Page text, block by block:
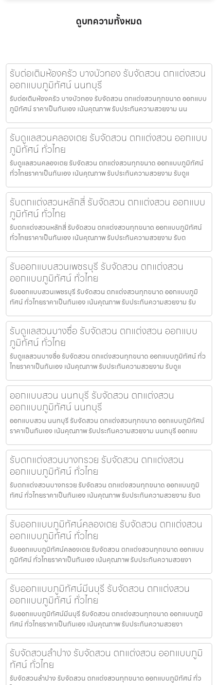
ดูบทความทั้งหมด
รับต่อเติมห้องครัว บางบัวทอง รับจัดสวน ตกแต่งสวน
ออกแบบภูมิทัศน์ นนทบุรี
รับต่อเติมห้องครัว บางบัวทอง รับจัดสวน ตกแต่งสวนทุกขนาด ออกแบบ
ภูมิทัศน์ ราคาเป็นกันเอง เน้นคุณภาพ รับประกันความสวยงาม นน
รับดูแลสวนคลองเตย รับจัดสวน ตกแต่งสวน ออกแบบ
ภูมิทัศน์ ทั่วไทย
รับดูแลสวนคลองเตย รับจัดสวน ตกแต่งสวนทุกขนาด ออกแบบภูมิทัศน์
ทั่วไทยราคาเป็นกันเอง เน้นคุณภาพ รับประกันความสวยงาม รับดูแ
รับตกแต่งสวนหลักสี่ รับจัดสวน ตกแต่งสวน ออกแบบ
ภูมิทัศน์ ทั่วไทย
รับตกแต่งสวนหลักสี่ รับจัดสวน ตกแต่งสวนทุกขนาด ออกแบบภูมิทัศน์
ทั่วไทยราคาเป็นกันเอง เน้นคุณภาพ รับประกันความสวยงาม รับต
รับออกแบบสวนเพชรบุรี รับจัดสวน ตกแต่งสวน
ออกแบบภูมิทัศน์ ทั่วไทย
รับออกแบบสวนเพชรบุรี รับจัดสวน ตกแต่งสวนทุกขนาด ออกแบบภูมิ
ทัศน์ ทั่วไทยราคาเป็นกันเอง เน้นคุณภาพ รับประกันความสวยงาม รับ
รับดูแลสวนบางซื่อ รับจัดสวน ตกแต่งสวน ออกแบบ
ภูมิทัศน์ ทั่วไทย
รับดูแลสวนบางซื่อ รับจัดสวน ตกแต่งสวนทุกขนาด ออกแบบภูมิทัศน์ ทั่ว
ไทยราคาเป็นกันเอง เน้นคุณภาพ รับประกันความสวยงาม รับดูแ
ออกแบบสวน นนทบุรี รับจัดสวน ตกแต่งสวน
ออกแบบภูมิทัศน์ นนทบุรี
ออกแบบสวน นนทบุรี รับจัดสวน ตกแต่งสวนทุกขนาด ออกแบบภูมิทัศน์
ราคาเป็นกันเอง เน้นคุณภาพ รับประกันความสวยงาม นนทบุรี ออกแบ
รับตกแต่งสวนบางกรวย รับจัดสวน ตกแต่งสวน
ออกแบบภูมิทัศน์ ทั่วไทย
รับตกแต่งสวนบางกรวย รับจัดสวน ตกแต่งสวนทุกขนาด ออกแบบภูมิ
ทัศน์ ทั่วไทยราคาเป็นกันเอง เน้นคุณภาพ รับประกันความสวยงาม รับต
รับออกแบบภูมิทัศน์คลองเตย รับจัดสวน ตกแต่งสวน
ออกแบบภูมิทัศน์ ทั่วไทย
รับออกแบบภูมิทัศน์คลองเตย รับจัดสวน ตกแต่งสวนทุกขนาด ออกแบบ
ภูมิทัศน์ ทั่วไทยราคาเป็นกันเอง เน้นคุณภาพ รับประกันความสวยงา
รับออกแบบภูมิทัศน์มีนบุรี รับจัดสวน ตกแต่งสวน
ออกแบบภูมิทัศน์ ทั่วไทย
รับออกแบบภูมิทัศน์มีนบุรี รับจัดสวน ตกแต่งสวนทุกขนาด ออกแบบภูมิ
ทัศน์ ทั่วไทยราคาเป็นกันเอง เน้นคุณภาพ รับประกันความสวยงา
รับจัดสวนลำปาง รับจัดสวน ตกแต่งสวน ออกแบบภูมิ
ทัศน์ ทั่วไทย
รับจัดสวนลำปาง รับจัดสวน ตกแต่งสวนทุกขนาด ออกแบบภูมิทัศน์ ทั่ว